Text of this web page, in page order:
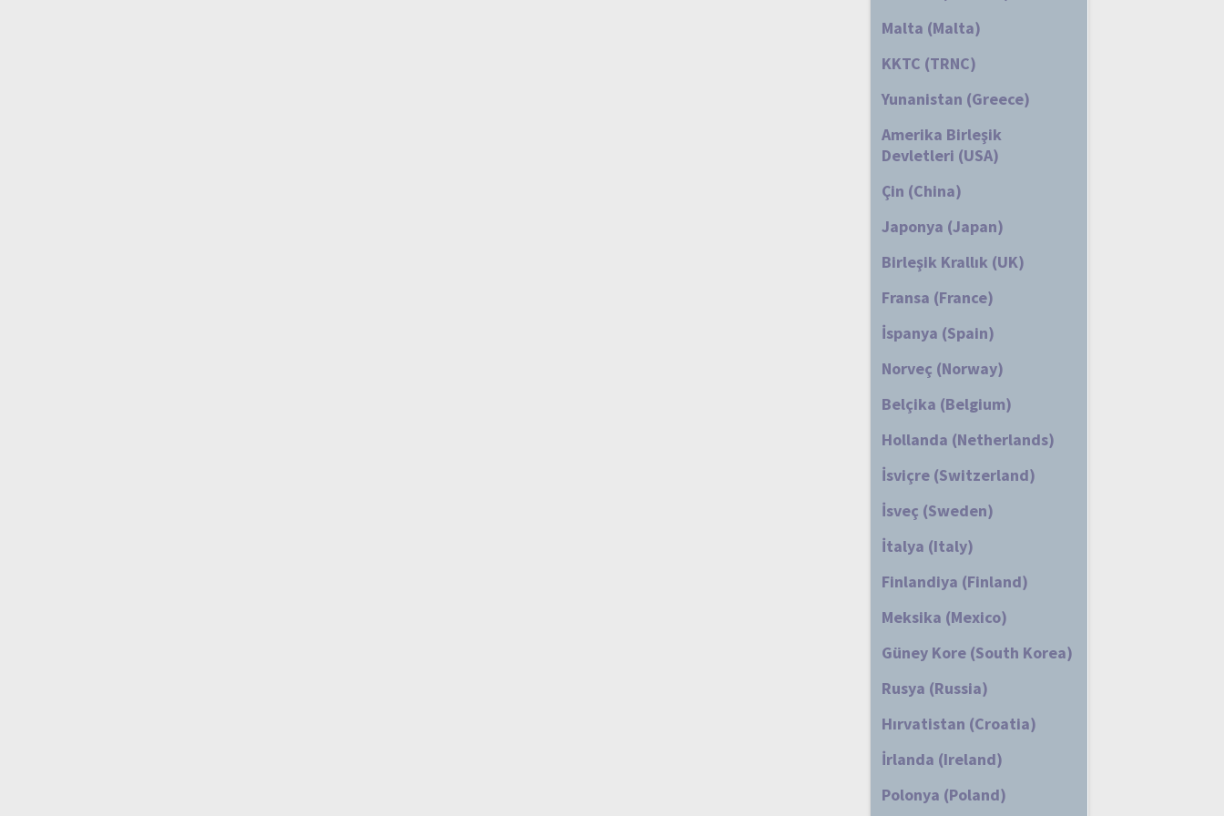
Malta (Malta)
KKTC (TRNC)
Yunanistan (Greece)
Amerika Birleşik
Devletleri (USA)
Çin (China)
Japonya (Japan)
Birleşik Krallık (UK)
Fransa (France)
İspanya (Spain)
Norveç (Norway)
Belçika (Belgium)
Hollanda (Netherlands)
İsviçre (Switzerland)
İsveç (Sweden)
İtalya (Italy)
Finlandiya (Finland)
Meksika (Mexico)
Güney Kore (South Korea)
Rusya (Russia)
Hırvatistan (Croatia)
İrlanda (Ireland)
Polonya (Poland)